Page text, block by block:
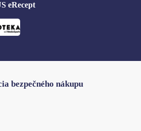
eRecept
bezpečného nákupu